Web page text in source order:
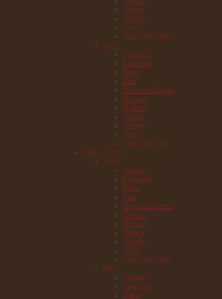
Duben
Březen
Únor
Vánoce/Leden
2011
Prosinec
Listopad
Říjen
Září
Červenec/Srpen
Červen
Květen
Duben
Březen
Únor
Vánoce/Leden
2006 - 2010
2010
Prosinec
Listopad
Říjen
Září
Červenec/Srpen
Červen
Květen
Duben
Březen
Únor
Vánoce/Leden
2009
Prosinec
Listopad
Říjen